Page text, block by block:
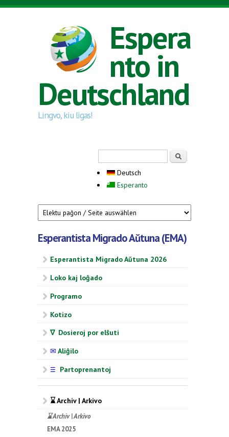
Direkt zum Inhalt
Espera
nto in
Deutschland
Lingvo, kiu ligas!
Deutsch
Esperanto
Esperantista Migrado Aŭtuna (EMA)
Esperantista Migrado Aŭtuna 2026
Loko kaj loĝado
Programo
Kotizo
∇ Dosieroj por elŝuti
✉ Aliĝilo
☰ Partoprenantoj
⌛ Archiv | Arkivo
⌛ Archiv | Arkivo
EMA 2025